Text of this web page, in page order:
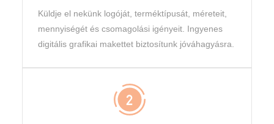
Küldje el nekünk logóját, terméktípusát, méreteit,
mennyiségét és csomagolási igényeit. Ingyenes
digitális grafikai makettet biztosítunk jóváhagyásra.